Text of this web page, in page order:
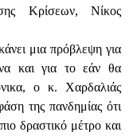
Κρίσεων, Νίκος
μια πρόβλεψη για
και για το εάν θα
ο κ. Χαρδαλιάς
της πανδημίας ότι
δραστικό μέτρο και